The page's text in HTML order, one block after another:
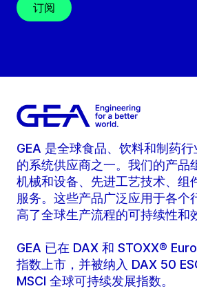
订阅
GEA 是全球食品、饮料和制药行
的系统供应商之一。我们的产品
机械和设备、先进工艺技术、组
服务。这些产品广泛应用于各个
高了全球生产流程的可持续性和
GEA 已在 DAX 和 STOXX®
指数上市，并被纳入 DAX 50
MSCI 全球可持续发展指数。